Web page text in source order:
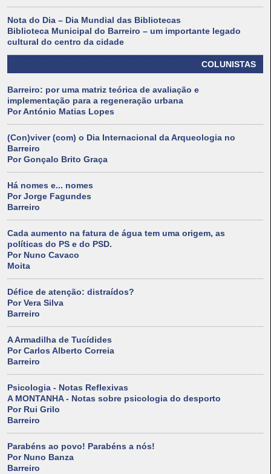
Nota do Dia – Dia Mundial das Bibliotecas
Biblioteca Municipal do Barreiro – um importante legado
cultural do centro da cidade
COLUNISTAS
Barreiro: por uma matriz teórica de avaliação e
implementação para a regeneração urbana
Por António Matias Lopes
(Con)viver (com) o Dia Internacional da Arqueologia no
Barreiro
Por Gonçalo Brito Graça
Há nomes e... nomes
Por Jorge Fagundes
Barreiro
Cada aumento na fatura de água tem uma origem, as
políticas do PS e do PSD.
Por Nuno Cavaco
Moita
Défice de atenção: distraídos?
Por Vera Silva
Barreiro
A Armadilha de Tucídides
Por Carlos Alberto Correia
Barreiro
Psicologia - Notas Reflexivas
A MONTANHA - Notas sobre psicologia do desporto
Por Rui Grilo
Barreiro
Parabéns ao povo! Parabéns a nós!
Por Nuno Banza
Barreiro